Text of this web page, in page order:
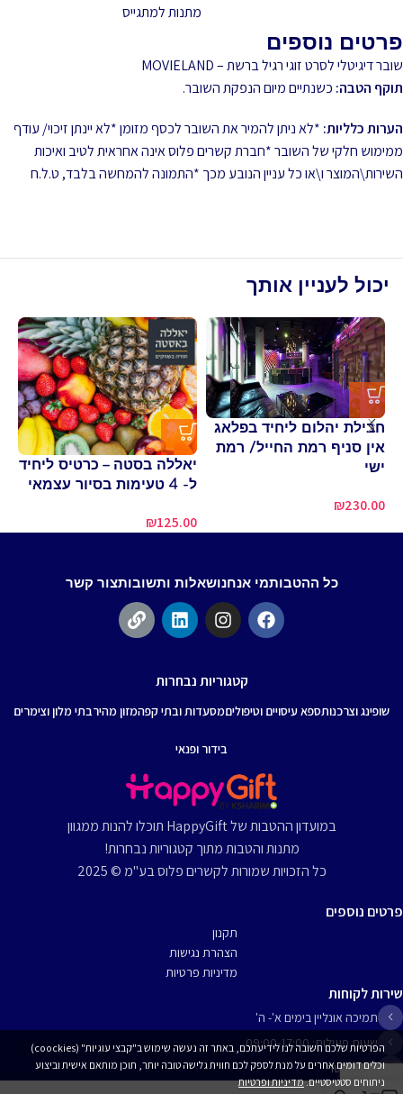
מתנות למתגייס
פרטים נוספים
שובר דיגיטלי לסרט זוגי רגיל ברשת – MOVIELAND
תוקף הטבה: כשנתיים מיום הנפקת השובר.
הערות כלליות: *לא ניתן להמיר את השובר לכסף מזומן *לא יינתן זיכוי/ עודף
ממימוש חלקי של השובר *חברת קשרים פלוס אינה אחראית לטיב ואיכות
השירות\המוצר ו\או כל עניין הנובע מכך *התמונה להמחשה בלבד, ט.ל.ח
יכול לעניין אותך
חבילת יהלום ליחיד בפלאג
אין סניף רמת החייל/ רמת
ישי
₪230.00
יאללה בסטה – כרטיס ליחיד
ל- 4 טעימות בסיור עצמאי
₪125.00
כל ההטבותמי אנחנושאלות ותשובותצור קשר
קטגוריות נבחרות
שופינג וצרכנותספא עיסויים וטיפוליםמסעדות ובתי קפהמזון מהירבתי מלון וצימרים
בידור ופנאי
במועדון ההטבות של HappyGift תוכלו להנות ממגוון
מתנות והטבות מתוך קטגוריות נבחרות!
כל הזכויות שמורות לקשרים פלוס בע"מ © 2025
פרטים נוספים
תקנון
הצהרת נגישות
מדיניות פרטיות
שירות לקוחות
תמיכה אונליין בימים א'- ה'
שעות פעילות: 09:00-17:00
יצירת קשר
הפרטיות שלכם חשובה לנו לידיעתכם, באתר זה נעשה שימוש ב"קבצי עוגיות" (coockies)
וכלים דומים אחרים על מנת לספק לכם חווית גלישה טובה יותר, תוכן מותאם אישית וביצוע
ניתוחים סטטיסטיים.מדיניות ופרטיות